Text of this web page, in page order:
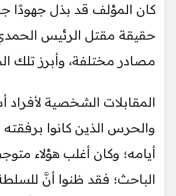
كان المؤلف قد بذل جهودًا
حقيقة مقتل الرئيس
مصادر مختلفة، وأبرز تلك
المقابلات الشخصية لأفراد
والحرس الذين كانوا برفقته
أيامه؛ وكان أغلب هؤلاء
الباحث؛ فقد ظنوا أنَّ